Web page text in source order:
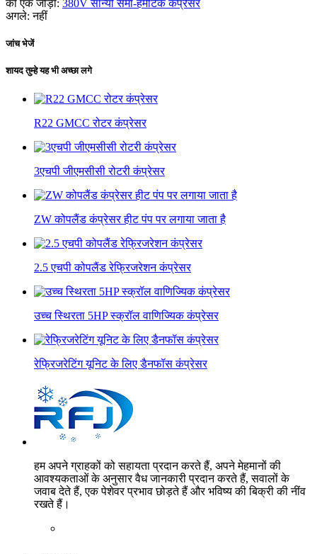
की एक जोड़ी: 380V सान्यो सेमी-हर्मेटिक कंप्रेसर
अगले:नहीं
जांच भेजें
शायद तुम्हे यह भी अच्छा लगे
R22 GMCC रोटर कंप्रेसर
3एचपी जीएमसीसी रोटरी कंप्रेसर
ZW कोपलैंड कंप्रेसर हीट पंप पर लगाया जाता है
2.5 एचपी कोपलैंड रेफ्रिजरेशन कंप्रेसर
उच्च स्थिरता 5HP स्क्रॉल वाणिज्यिक कंप्रेसर
रेफ्रिजरेटिंग यूनिट के लिए डैनफॉस कंप्रेसर
हम अपने ग्राहकों को सहायता प्रदान करते हैं, अपने मेहमानों की
आवश्यकताओं के अनुसार वैध जानकारी प्रदान करते हैं, सवालों के
जवाब देते हैं, एक पेशेवर प्रभाव छोड़ते हैं और भविष्य की बिक्री की नींव
रखते हैं।